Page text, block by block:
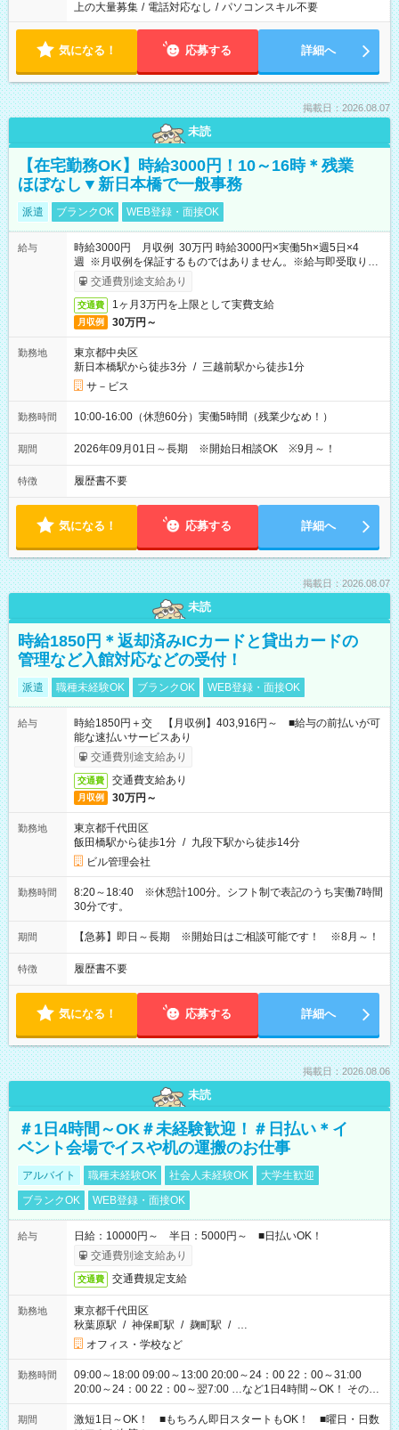
上の大量募集 / 電話対応なし / パソコンスキル不要
気になる！ 応募する 詳細へ
掲載日：2026.08.07
未読
【在宅勤務OK】時給3000円！10～16時＊残業
ほぼなし▼新日本橋で一般事務
派遣 ブランクOK WEB登録・面接OK
給与
時給3000円 月収例 30万円 時給3000円×実働5h×週5日×4
週 ※月収例を保証するものではありません。※給与即受取りサ
ービス利用可（利用条件有）
交通費別途支給あり
交通費 1ヶ月3万円を上限として実費支給
月収例 30万円～
勤務地
東京都中央区
新日本橋駅から徒歩3分 / 三越前駅から徒歩1分
サ－ビス
勤務時間 10:00-16:00（休憩60分）実働5時間（残業少なめ！）
期間 2026年09月01日～長期 ※開始日相談OK ※9月～！
特徴 履歴書不要
気になる！ 応募する 詳細へ
掲載日：2026.08.07
未読
時給1850円＊返却済みICカードと貸出カードの
管理など入館対応などの受付！
派遣 職種未経験OK ブランクOK WEB登録・面接OK
給与
時給1850円＋交 【月収例】403,916円～ ■給与の前払いが可
能な速払いサービスあり
交通費別途支給あり
交通費 交通費支給あり
月収例 30万円～
勤務地
東京都千代田区
飯田橋駅から徒歩1分 / 九段下駅から徒歩14分
ビル管理会社
勤務時間
8:20～18:40 ※休憩計100分。シフト制で表記のうち実働7時間
30分です。
期間 【急募】即日～長期 ※開始日はご相談可能です！ ※8月～！
特徴 履歴書不要
気になる！ 応募する 詳細へ
掲載日：2026.08.06
未読
＃1日4時間～OK＃未経験歓迎！＃日払い＊イ
ベント会場でイスや机の運搬のお仕事
アルバイト 職種未経験OK 社会人未経験OK
大学生歓迎
ブランクOK
WEB登録・面接OK
給与
日給：10000円～ 半日：5000円～ ■日払いOK！
交通費別途支給あり
交通費 交通費規定支給
勤務地
東京都千代田区
秋葉原駅 / 神保町駅 / 麹町駅 / …
オフィス・学校など
勤務時間
09:00～18:00 09:00～13:00 20:00～24：00 22：00～31:00
20:00～24：00 22：00～翌7:00 …など1日4時間～OK！ その他
シフトもございます！ お気軽にご相談ください！
期間
激短1日～OK！ ■もちろん即日スタートもOK！ ■曜日・日数